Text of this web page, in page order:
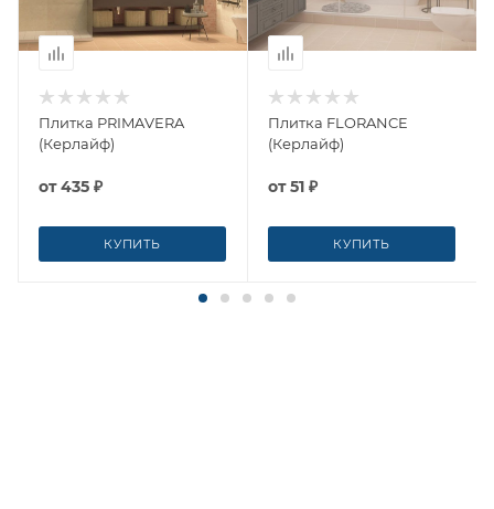
Плитка PRIMAVERA
(Керлайф)
от435 ₽
КУПИТЬ
Плитка FLORANCE
(Керлайф)
от51 ₽
КУПИТЬ